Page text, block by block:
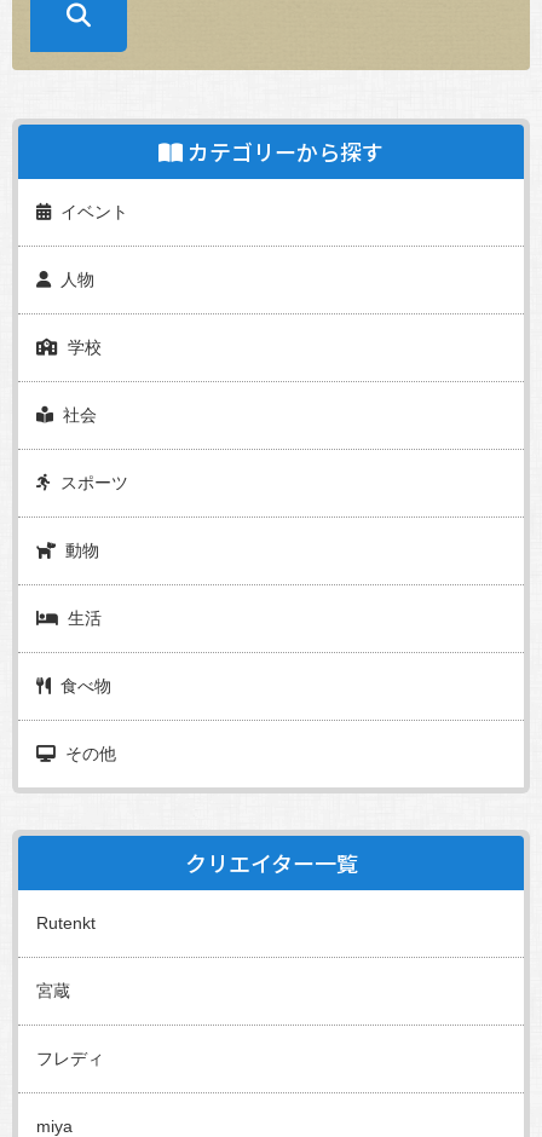
カテゴリーから探す
イベント
人物
学校
社会
スポーツ
動物
生活
食べ物
その他
クリエイター一覧
Rutenkt
宮蔵
フレディ
miya